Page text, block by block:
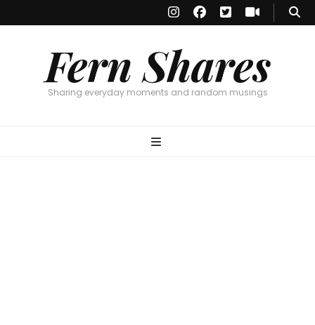
Fern Shares
Sharing everyday moments and random musings